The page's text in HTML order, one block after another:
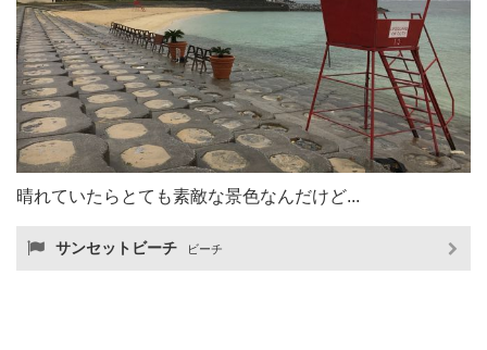
晴れていたらとても素敵な景色なんだけど...
サンセットビーチ ビーチ